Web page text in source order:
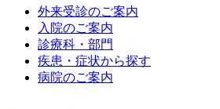
外来受診のご案内
入院のご案内
診療科・部門
疾患・症状から探す
病院のご案内